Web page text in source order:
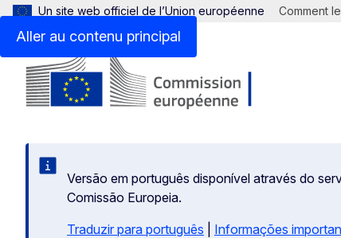
Aller au contenu principal
Un site web officiel de l’Union européenne Comment
Versão em português disponível através do
Comissão Europeia.
Traduzir para português
Informações